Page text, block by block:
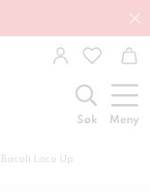
Søk Meny
Bacoli Lace Up